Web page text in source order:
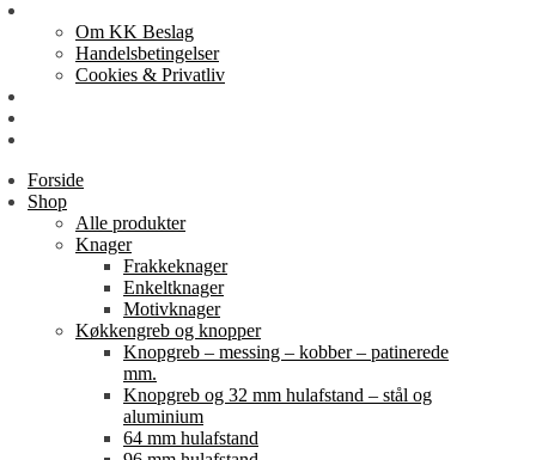
Om KK Beslag
Handelsbetingelser
Cookies & Privatliv
Forside
Shop
Alle produkter
Knager
Frakkeknager
Enkeltknager
Motivknager
Køkkengreb og knopper
Knopgreb – messing – kobber – patinerede
mm.
Knopgreb og 32 mm hulafstand – stål og
aluminium
64 mm hulafstand